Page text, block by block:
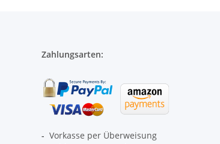
Zahlungsarten:
- Vorkasse per Überweisung